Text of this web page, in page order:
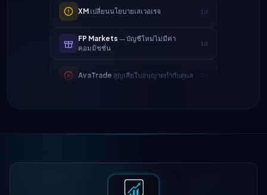
คอมมิชชั่น
จุด
เปลี่ยนนโยบายเลเวอเรจ